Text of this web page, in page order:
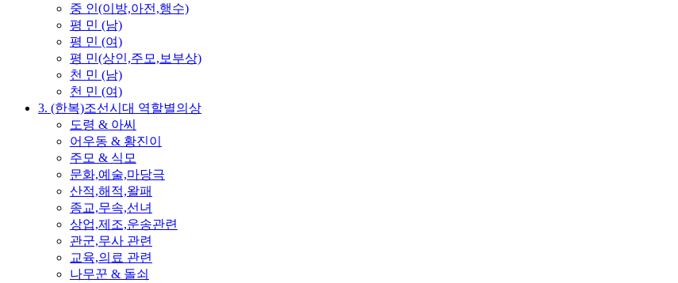
중 인(이방,아전,행수)
평 민 (남)
평 민 (여)
평 민(상인,주모,보부상)
천 민 (남)
천 민 (여)
3. (한복)조선시대 역할별의상
도령 & 아씨
어우동 & 황진이
주모 & 식모
문화,예술,마당극
산적,해적,왈패
종교,무속,선녀
상업,제조,운송관련
관군,무사 관련
교육,의료 관련
나무꾼 & 돌쇠